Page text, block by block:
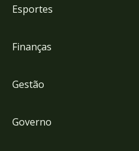
Esportes
Finanças
Gestão
Governo